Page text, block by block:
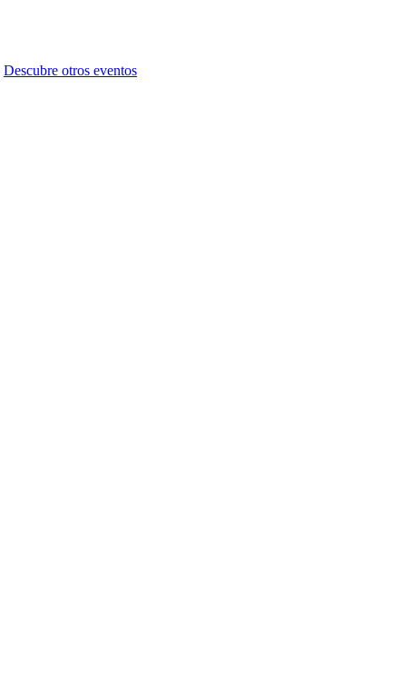
Descubre otros eventos